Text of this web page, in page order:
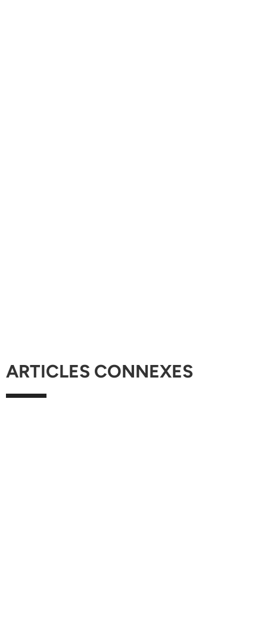
ARTICLES CONNEXES